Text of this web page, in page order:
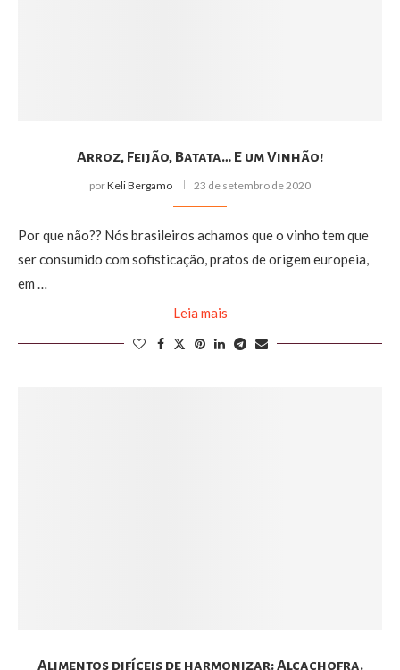
Arroz, Feijão, Batata… E um Vinhão!
porKeli Bergamo 23 de setembro de 2020
Por que não?? Nós brasileiros achamos que o vinho tem que
ser consumido com sofisticação, pratos de origem europeia,
em …
Leia mais
Alimentos difíceis de harmonizar: Alcachofra.